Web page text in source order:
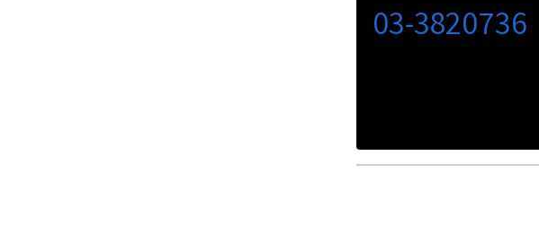
03-3820736